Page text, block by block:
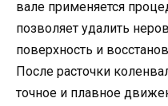
вале применяется
позволяет удалить
поверхность и
После расточки
точное и плавное